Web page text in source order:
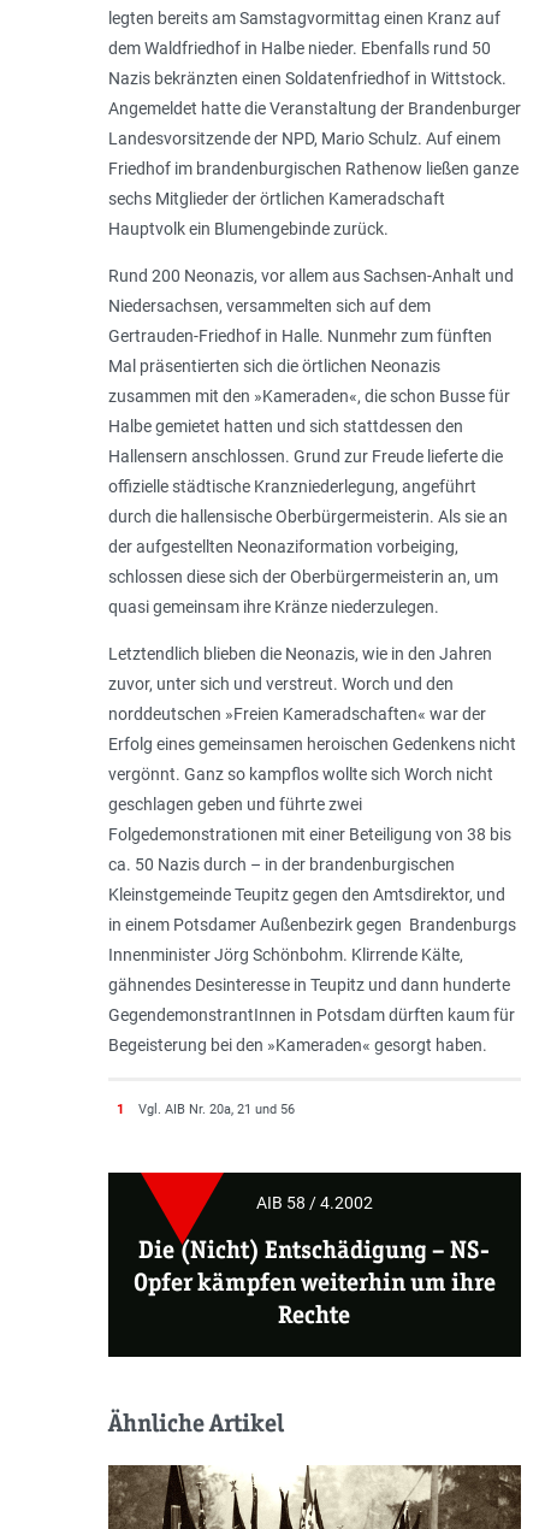
legten bereits am Samstagvormittag einen Kranz auf
dem Waldfriedhof in Halbe nieder. Ebenfalls rund 50
Nazis bekränzten einen Soldatenfriedhof in Wittstock.
Angemeldet hatte die Veranstaltung der Brandenburger
Landesvorsitzende der NPD, Mario Schulz. Auf einem
Friedhof im brandenburgischen Rathenow ließen ganze
sechs Mitglieder der örtlichen Kameradschaft
Hauptvolk ein Blumengebinde zurück.
Rund 200 Neonazis, vor allem aus Sachsen-Anhalt und
Niedersachsen, versammelten sich auf dem
Gertrauden-Friedhof in Halle. Nunmehr zum fünften
Mal präsentierten sich die örtlichen Neonazis
zusammen mit den »Kameraden«, die schon Busse für
Halbe gemietet hatten und sich stattdessen den
Hallensern anschlossen. Grund zur Freude lieferte die
offizielle städtische Kranzniederlegung, angeführt
durch die hallensische Oberbürgermeisterin. Als sie an
der aufgestellten Neonaziformation vorbeiging,
schlossen diese sich der Oberbürgermeisterin an, um
quasi gemeinsam ihre Kränze niederzulegen.
Letztendlich blieben die Neonazis, wie in den Jahren
zuvor, unter sich und verstreut. Worch und den
norddeutschen »Freien Kameradschaften« war der
Erfolg eines gemeinsamen heroischen Gedenkens nicht
vergönnt. Ganz so kampflos wollte sich Worch nicht
geschlagen geben und führte zwei
Folgedemonstrationen mit einer Beteiligung von 38 bis
ca. 50 Nazis durch – in der brandenburgischen
Kleinstgemeinde Teupitz gegen den Amtsdirektor, und
in einem Potsdamer Außenbezirk gegen Brandenburgs
Innenminister Jörg Schönbohm. Klirrende Kälte,
gähnendes Desinteresse in Teupitz und dann hunderte
GegendemonstrantInnen in Potsdam dürften kaum für
Begeisterung bei den »Kameraden« gesorgt haben.
1 Vgl. AIB Nr. 20a, 21 und 56
AIB 58 / 4.2002
Die (Nicht) Entschädigung–NS-
Opfer kämpfen weiterhin um ihre
Rechte
Ähnliche Artikel